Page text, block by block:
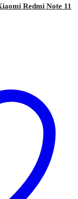
Redmi Note 11